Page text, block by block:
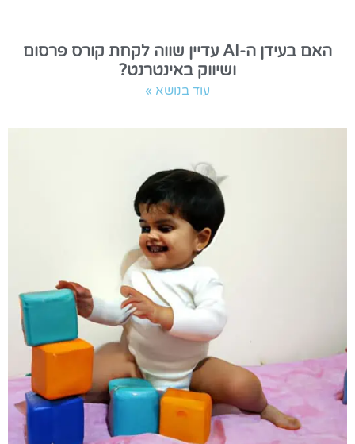
האם בעידן ה-AI עדיין שווה לקחת קורס פרסום
ושיווק באינטרנט?
עוד בנושא »